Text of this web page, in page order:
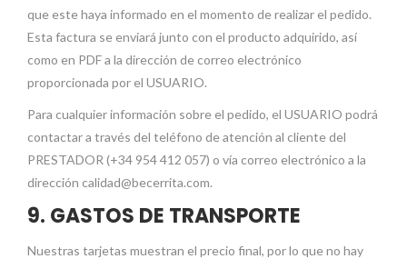
que este haya informado en el momento de realizar el pedido.
Esta factura se enviará junto con el producto adquirido, así
como en PDF a la dirección de correo electrónico
proporcionada por el USUARIO.
Para cualquier información sobre el pedido, el USUARIO podrá
contactar a través del teléfono de atención al cliente del
PRESTADOR (+34 954 412 057) o vía correo electrónico a la
dirección calidad@becerrita.com.
9. GASTOS DE TRANSPORTE
Nuestras tarjetas muestran el precio final, por lo que no hay